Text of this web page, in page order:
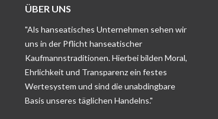
ÜBER UNS
"Als hanseatisches Unternehmen sehen wir
uns in der Pflicht hanseatischer
Kaufmannstraditionen. Hierbei bilden Moral,
Ehrlichkeit und Transparenz ein festes
Wertesystem und sind die unabdingbare
Basis unseres täglichen Handelns."